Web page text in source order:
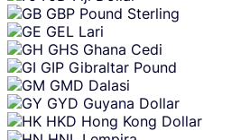
GBP Pound Sterling
GEL Lari
GHS Ghana Cedi
GIP Gibraltar Pound
GMD Dalasi
GYD Guyana Dollar
HKD Hong Kong Dollar